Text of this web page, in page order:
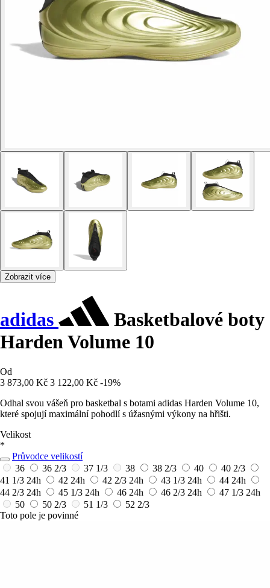
Zobrazit více
adidas
Basketbalové boty
Harden Volume 10
Od
3 873,00 Kč 3 122,00 Kč -19%
Odhal svou vášeň pro basketbal s botami adidas Harden Volume 10,
které spojují maximální pohodlí s úžasnými výkony na hřišti.
Velikost
*
Průvodce velikostí
36
36 2/3 37 1/3 38 38 2/3 40
40 2/3
41 1/3 24h 42 24h 42 2/3 24h 43 1/3 24h 44 24h
44 2/3 24h 45 1/3 24h 46 24h 46 2/3 24h 47 1/3 24h
50
50 2/3 51 1/3
52 2/3
Toto pole je povinné